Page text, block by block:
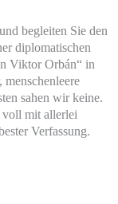
begleiten Sie den
diplomatischen
Viktor Orbán“ in
sahen wir keine.
voll mit allerlei
Verfassung.